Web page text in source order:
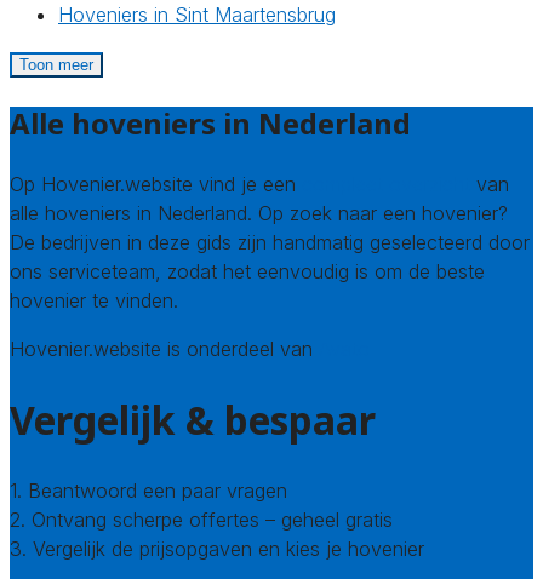
Hoveniers in Sint Maartensbrug
Toon meer
Alle hoveniers in Nederland
Op Hovenier.website vind je een
van
alle hoveniers in Nederland. Op zoek naar een hovenier?
De bedrijven in deze gids zijn handmatig geselecteerd door
ons serviceteam, zodat het eenvoudig is om de beste
hovenier te vinden.
Hovenier.website is onderdeel van
Vergelijk & bespaar
1. Beantwoord een paar vragen
2. Ontvang scherpe offertes – geheel gratis
3. Vergelijk de prijsopgaven en kies je hovenier